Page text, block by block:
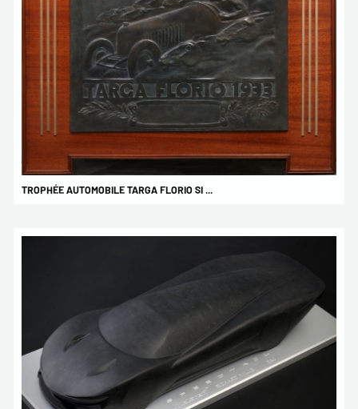
TROPHÉE AUTOMOBILE TARGA FLORIO SI ...